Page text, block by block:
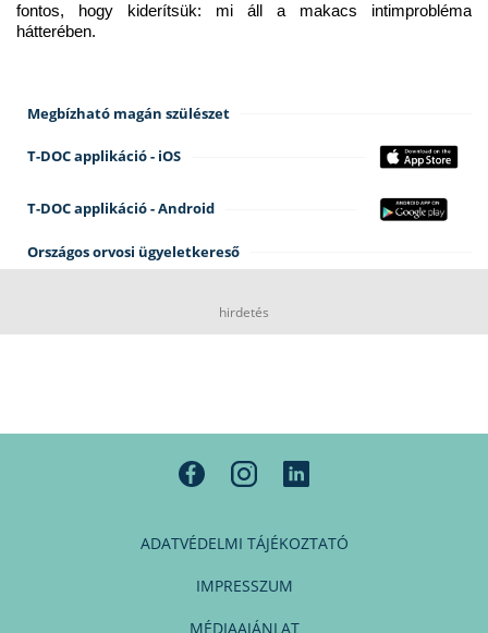
fontos, hogy kiderítsük: mi áll a makacs intimprobléma
hátterében.
Megbízható magán szülészet
T-DOC applikáció - iOS
T-DOC applikáció - Android
Országos orvosi ügyeletkereső
hirdetés
ADATVÉDELMI TÁJÉKOZTATÓ
IMPRESSZUM
MÉDIAAJÁNLAT